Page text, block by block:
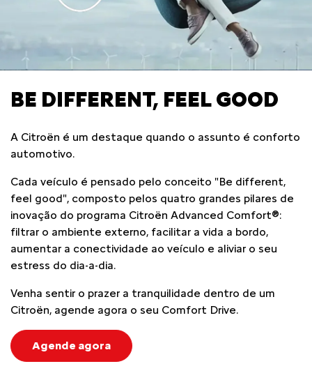
BE DIFFERENT, FEEL GOOD
A Citroën é um destaque quando o assunto é conforto
automotivo.
Cada veículo é pensado pelo conceito "Be different,
feel good", composto pelos quatro grandes pilares de
inovação do programa Citroën Advanced Comfort®:
filtrar o ambiente externo, facilitar a vida a bordo,
aumentar a conectividade ao veículo e aliviar o seu
estress do dia-a-dia.
Venha sentir o prazer a tranquilidade dentro de um
Citroën, agende agora o seu Comfort Drive.
Agende agora